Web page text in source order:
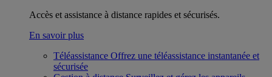
Accès et assistance à distance rapides et sécurisés.
En savoir plus
Téléassistance Offrez une téléassistance instantanée et
sécurisée